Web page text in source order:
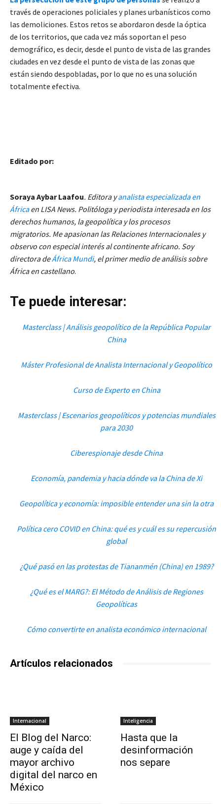
través de operaciones policiales y planes urbanísticos como
las demoliciones. Estos retos se abordaron desde la óptica
de los territorios, que cada vez más soportan el peso
demográfico, es decir, desde el punto de vista de las grandes
ciudades en vez desde el punto de vista de las zonas que
están siendo despobladas, por lo que no es una solución
totalmente efectiva.
Editado por:
Soraya Aybar Laafou. Editora yanalista especializada en
Áfricaen LISA News. Politóloga y periodista interesada en los
derechos humanos, la geopolítica y los procesos
migratorios. Me apasionan las Relaciones Internacionales y
observo con especial interés al continente africano. Soy
directora deÁfrica Mundi, el primer medio de análisis sobre
África en castellano.
Te puede interesar:
Masterclass | Análisis geopolítico de la República Popular
China
Máster Profesional de Analista Internacional y Geopolítico
Curso de Experto en China
Masterclass | Escenarios geopolíticos y potencias mundiales
para 2030
Ciberespionaje desde China
Economía, pandemia y hacia dónde va la China de Xi
Geopolítica y economía: imposible entender una sin la otra
Política cero COVID en China: qué es y cuál es su repercusión
global
¿Qué pasó en las protestas de Tiananmén (China) en 1989?
¿Qué es el MARG?: El Método de Análisis de Regiones
Geopolíticas
Cómo convertirte en analista económico internacional
Artículos relacionados
Internacional
El Blog del Narco:
auge y caída del
mayor archivo
digital del narco en
México
Inteligencia
Hasta que la
desinformación
nos separe